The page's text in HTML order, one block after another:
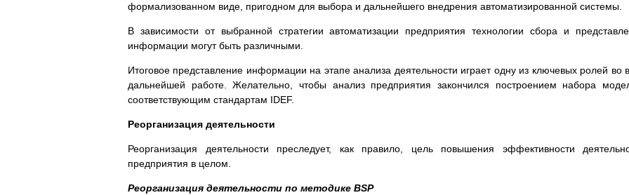
формализованном виде, пригодном для выбора и дальнейшего внедрения автоматизированной системы.
В зависимости от выбранной стратегии автоматизации предприятия технологии сбора и
информации могут быть различными.
Итоговое представление информации на этапе анализа деятельности играет одну из ключевых ролей во
дальнейшей работе. Желательно, чтобы анализ предприятия закончился построением набора
соответствующим стандартам IDEF.
Реорганизация деятельности
Реорганизация деятельности преследует, как правило, цель повышения эффективности
предприятия в целом.
Реорганизация деятельности по методике BSP